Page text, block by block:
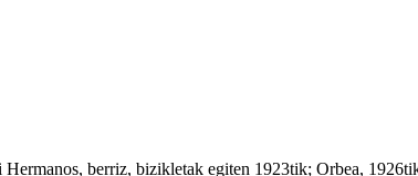
berriz, bizikletak egiten 1923tik; Orbea,